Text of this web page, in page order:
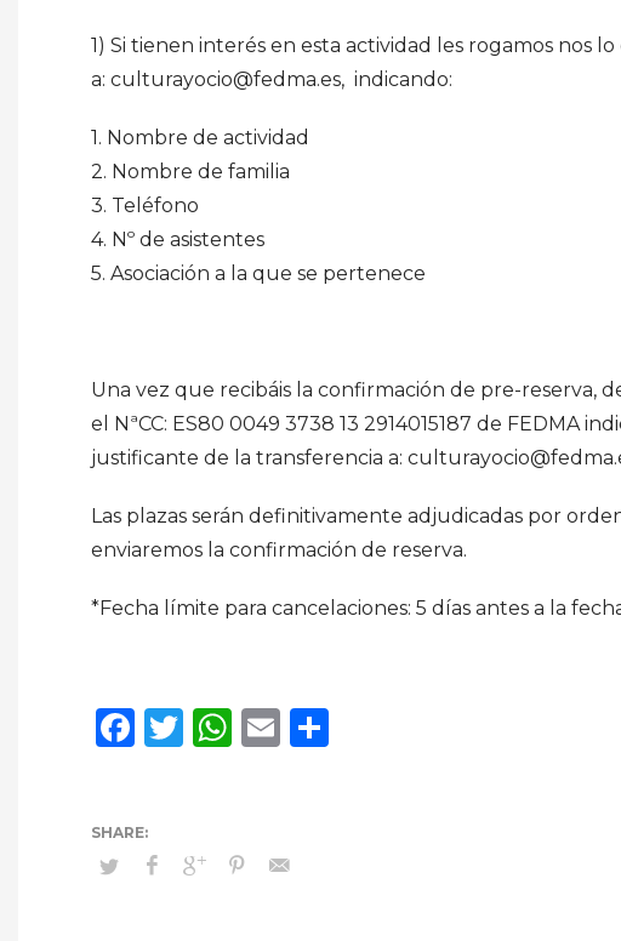
1) Si tienen interés en esta actividad les rogamos nos
a: culturayocio@fedma.es, indicando:
1. Nombre de actividad
2. Nombre de familia
3. Teléfono
4. Nº de asistentes
5. Asociación a la que se pertenece
Una vez que recibáis la confirmación de pre-reserva,
el NªCC: ES80 0049 3738 13 2914015187 de FEDMA
justificante de la transferencia a:
Las plazas serán definitivamente adjudicadas por
enviaremos la confirmación de reserva.
*Fecha límite para cancelaciones: 5 días antes a la
Facebook
Twitter
WhatsApp
Email